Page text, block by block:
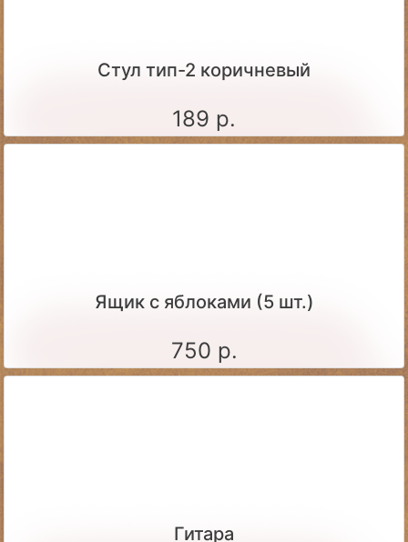
Стул тип-2 коричневый
189 р.
Ящик c яблоками (5 шт.)
750 р.
Гитара